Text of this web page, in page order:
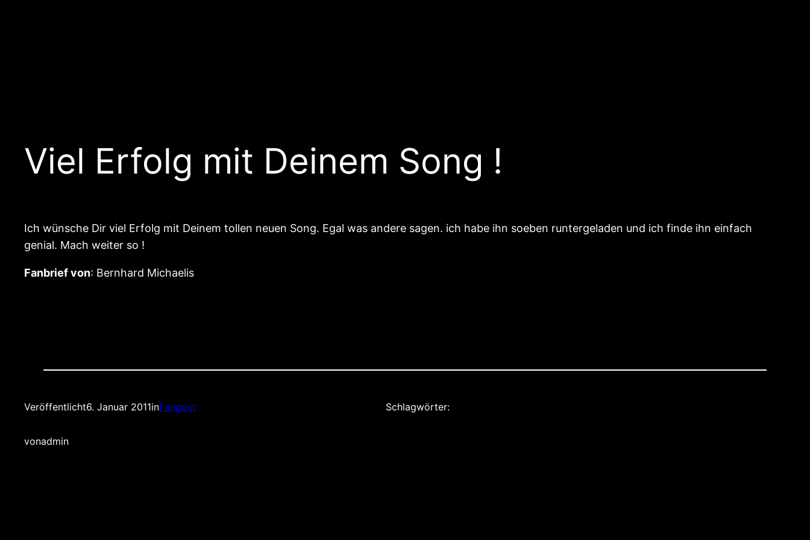
Viel Erfolg mit Deinem Song !
Ich wünsche Dir viel Erfolg mit Deinem tollen neuen Song. Egal was andere sagen. ich habe ihn soeben runtergeladen und ich finde ihn einfach
genial. Mach weiter so !
Fanbrief von: Bernhard Michaelis
Veröffentlicht6. Januar 2011inFanpost
vonadmin
Schlagwörter: